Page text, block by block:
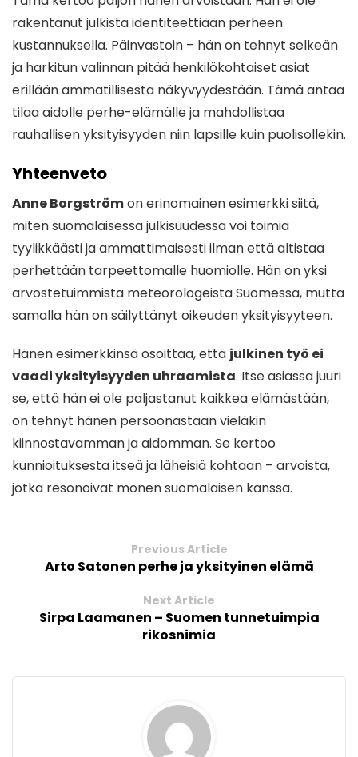
rakentanut julkista identiteettiään perheen
kustannuksella. Päinvastoin – hän on tehnyt selkeän
ja harkitun valinnan pitää henkilökohtaiset asiat
erillään ammatillisesta näkyvyydestään. Tämä antaa
tilaa aidolle perhe-elämälle ja mahdollistaa
rauhallisen yksityisyyden niin lapsille kuin puolisollekin.
Yhteenveto
Anne Borgströmon erinomainen esimerkki siitä,
miten suomalaisessa julkisuudessa voi toimia
tyylikkäästi ja ammattimaisesti ilman että altistaa
perhettään tarpeettomalle huomiolle. Hän on yksi
arvostetuimmista meteorologeista Suomessa, mutta
samalla hän on säilyttänyt oikeuden yksityisyyteen.
Hänen esimerkkinsä osoittaa, että julkinen työ ei
vaadi yksityisyyden uhraamista. Itse asiassa juuri
se, että hän ei ole paljastanut kaikkea elämästään,
on tehnyt hänen persoonastaan vieläkin
kiinnostavamman ja aidomman. Se kertoo
kunnioituksesta itseä ja läheisiä kohtaan – arvoista,
jotka resonoivat monen suomalaisen kanssa.
Previous Article
Arto Satonen perhe ja yksityinen elämä
Next Article
Sirpa Laamanen – Suomen tunnetuimpia
rikosnimia